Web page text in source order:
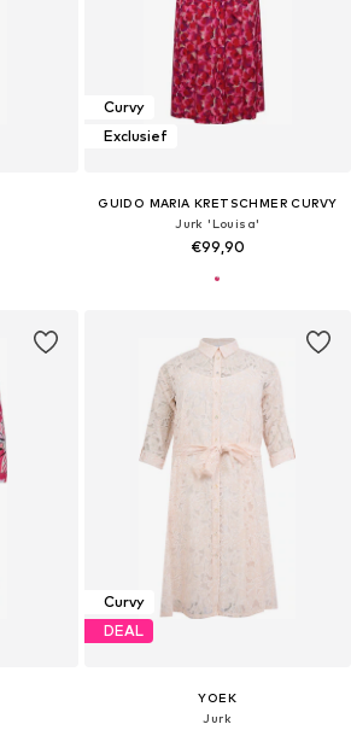
Curvy
Exclusief
GUIDO MARIA KRETSCHMER CURVY
Jurk 'Louisa'
€99,90
Curvy
DEAL
YOEK
Jurk